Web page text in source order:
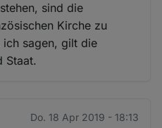
sind die
Kirche zu
sagen, gilt die
Staat.
Do. 18 Apr 2019 - 18:13